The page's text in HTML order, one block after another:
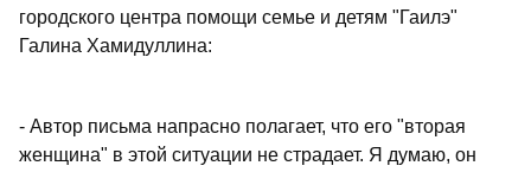
городского центра помощи семье и детям "Гаилэ"
Галина Хамидуллина:
- Автор письма напрасно полагает, что его "вторая
женщина" в этой ситуации не страдает. Я думаю, он